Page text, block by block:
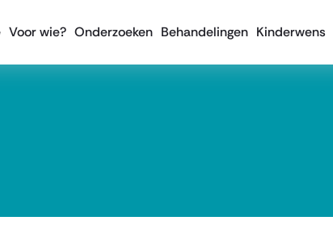
Voor wie? Onderzoeken Behandelingen Kinderwens